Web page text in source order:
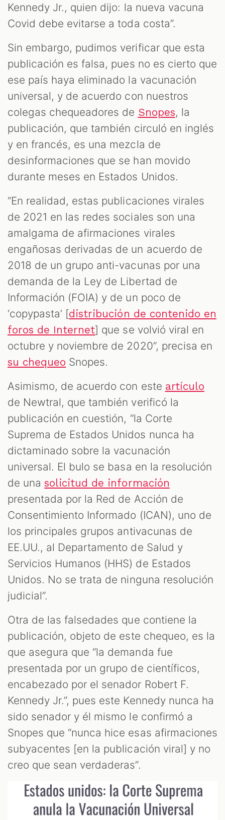
Kennedy Jr., quien dijo: la nueva vacuna
Covid debe evitarse a toda costa”.
Sin embargo, pudimos verificar que esta
publicación es falsa, pues no es cierto que
ese país haya eliminado la vacunación
universal, y de acuerdo con nuestros
colegas chequeadores de Snopes, la
publicación, que también circuló en inglés
y en francés, es una mezcla de
desinformaciones que se han movido
durante meses en Estados Unidos.
“En realidad, estas publicaciones virales
de 2021 en las redes sociales son una
amalgama de afirmaciones virales
engañosas derivadas de un acuerdo de
2018 de un grupo anti-vacunas por una
demanda de la Ley de Libertad de
Información (FOIA) y de un poco de
‘copypasta’ [distribución de contenido en
foros de Internet] que se volvió viral en
octubre y noviembre de 2020”, precisa en
su chequeo Snopes.
Asimismo, de acuerdo con este artículo
de Newtral, que también verificó la
publicación en cuestión, “la Corte
Suprema de Estados Unidos nunca ha
dictaminado sobre la vacunación
universal. El bulo se basa en la resolución
de unasolicitud de información
presentada por la Red de Acción de
Consentimiento Informado (ICAN), uno de
los principales grupos antivacunas de
EE.UU., al Departamento de Salud y
Servicios Humanos (HHS) de Estados
Unidos. No se trata de ninguna resolución
judicial”.
Otra de las falsedades que contiene la
publicación, objeto de este chequeo, es la
que asegura que “la demanda fue
presentada por un grupo de científicos,
encabezado por el senador Robert F.
Kennedy Jr.”, pues este Kennedy nunca ha
sido senador y él mismo le confirmó a
Snopes que “nunca hice esas afirmaciones
subyacentes [en la publicación viral] y no
creo que sean verdaderas”.